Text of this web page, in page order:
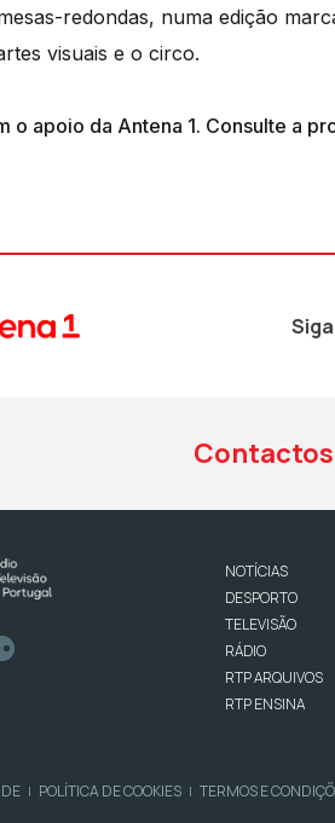
redondas, numa edição
visuais e o circo.
o apoio da Antena 1. Consulte a
Contactos
NOTÍCIAS
DESPORTO
TELEVISÃO
RÁDIO
RTP ARQUIVOS
RTP ENSINA
| POLÍTICA DE COOKIES | TERMOS E